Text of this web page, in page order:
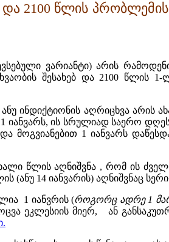
2100 წლის პრობლემის
ვარიანტი) არის
შესახებ და 2100 წლის
ინდიქტიონის აღრიცხვა არის
ის სრულიად საერო
და მოგვიანებით 1 იანვარს
წლის აღნიშვნა , რომ ის
14 იანვარის) აღნიშვნაც
1 იანვრის (როგორც ადრე 1
ეკლესიის მიერ, ან